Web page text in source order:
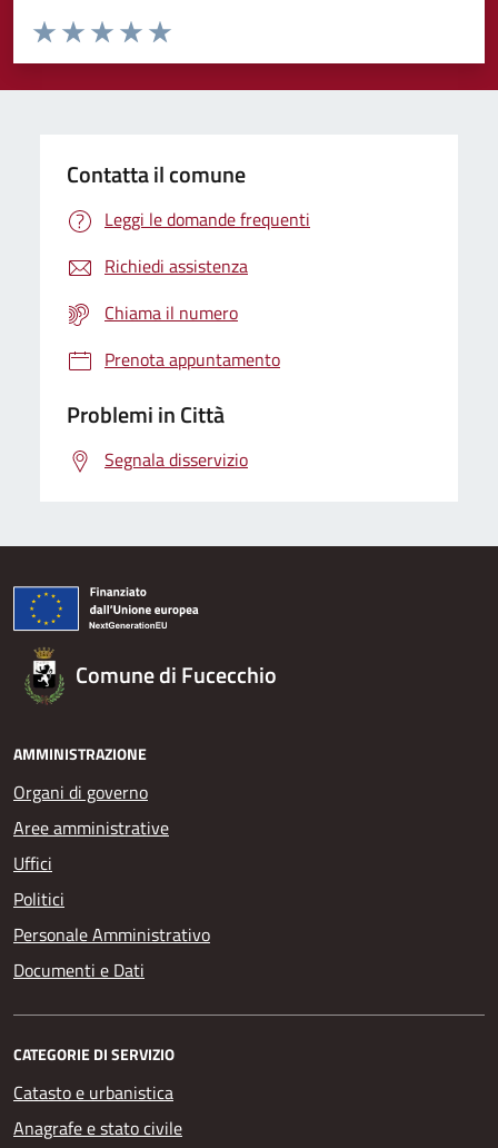
Domanda
Valuta da 1 a 5 stelle la pagina
Valuta 5 stelle su 5
Valuta 4 stelle su 5
Valuta 3 stelle su 5
Valuta 2 stelle su 5
Valuta 1 stelle su 5
Contatta il comune
Leggi le domande frequenti
Richiedi assistenza
Chiama il numero
Prenota appuntamento
Problemi in Città
Segnala disservizio
Comune di Fucecchio
AMMINISTRAZIONE
Organi di governo
Aree amministrative
Uffici
Politici
Personale Amministrativo
Documenti e Dati
CATEGORIE DI SERVIZIO
Catasto e urbanistica
Anagrafe e stato civile